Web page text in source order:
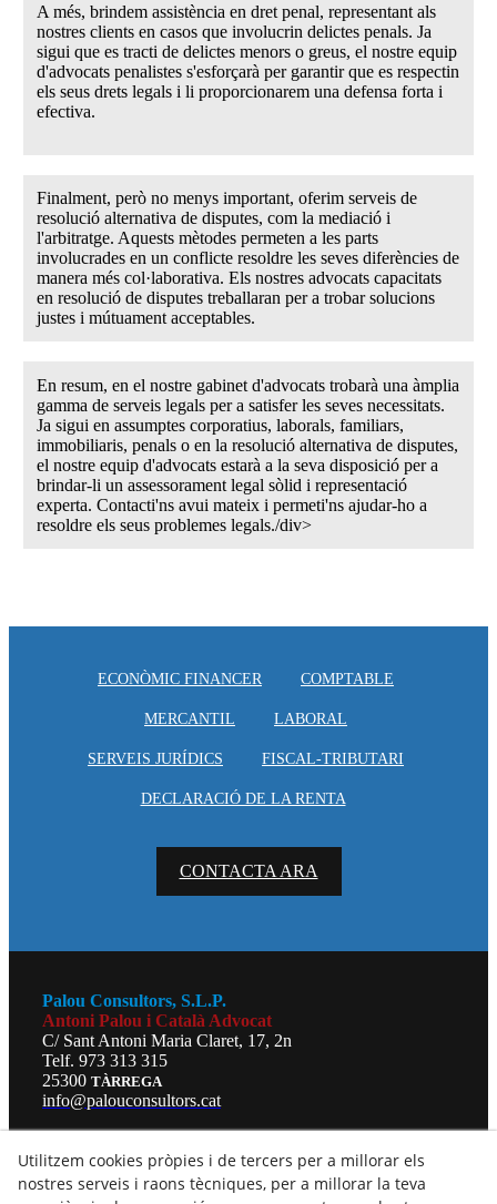
A més, brindem assistència en dret penal, representant als
nostres clients en casos que involucrin delictes penals. Ja
sigui que es tracti de delictes menors o greus, el nostre equip
d'advocats penalistes s'esforçarà per garantir que es respectin
els seus drets legals i li proporcionarem una defensa forta i
efectiva.
Finalment, però no menys important, oferim serveis de
resolució alternativa de disputes, com la mediació i
l'arbitratge. Aquests mètodes permeten a les parts
involucrades en un conflicte resoldre les seves diferències de
manera més col·laborativa. Els nostres advocats capacitats
en resolució de disputes treballaran per a trobar solucions
justes i mútuament acceptables.
En resum, en el nostre gabinet d'advocats trobarà una àmplia
gamma de serveis legals per a satisfer les seves necessitats.
Ja sigui en assumptes corporatius, laborals, familiars,
immobiliaris, penals o en la resolució alternativa de disputes,
el nostre equip d'advocats estarà a la seva disposició per a
brindar-li un assessorament legal sòlid i representació
experta. Contacti'ns avui mateix i permeti'ns ajudar-ho a
resoldre els seus problemes legals./div>
ECONÒMIC FINANCER COMPTABLE
MERCANTIL LABORAL
SERVEIS JURÍDICS FISCAL-TRIBUTARI
DECLARACIÓ DE LA RENTA
CONTACTA ARA
Palou Consultors, S.L.P.
Antoni Palou i Català Advocat
C/ Sant Antoni Maria Claret, 17, 2n
Telf. 973 313 315
25300 TÀRREGA
info@palouconsultors.cat
DE DILLUNS A DIJOUS:
De 9:00h a 14:00h i de 16:00h a 19:00h
DIVENDRES:
Utilitzem cookies pròpies i de tercers per a millorar els
nostres serveis i raons tècniques, per a millorar la teva